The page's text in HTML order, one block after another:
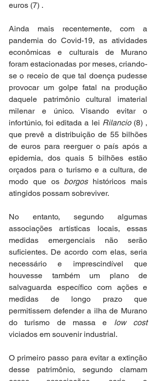
euros (7) .
Ainda mais recentemente, com a
pandemia do Covid-19, as atividades
econômicas e culturais de Murano
foram estacionadas por meses, criando-
se o receio de que tal doença pudesse
provocar um golpe fatal na produção
daquele patrimônio cultural imaterial
milenar e único. Visando evitar o
infortúnio, foi editada a lei Rilancio (8) ,
que prevê a distribuição de 55 bilhões
de euros para reerguer o país após a
epidemia, dos quais 5 bilhões estão
orçados para o turismo e a cultura, de
modo que os borgos históricos mais
atingidos possam sobreviver.
No entanto, segundo algumas
associações artísticas locais, essas
medidas emergenciais não serão
suficientes. De acordo com elas, seria
necessário e imprescindível que
houvesse também um plano de
salvaguarda específico com ações e
medidas de longo prazo que
permitissem defender a ilha de Murano
do turismo de massa e low cost
viciados em souvenir industrial.
O primeiro passo para evitar a extinção
desse patrimônio, segundo clamam